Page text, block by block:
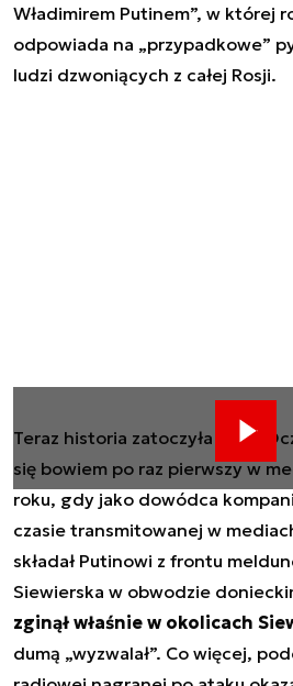
Władimirem Putinem”, w której
odpowiada na „przypadkowe”
ludzi dzwoniących z całej Rosji.
Teraz historia zatoczyła koło.
się bowiem po raz pierwszy w
roku, gdy jako dowódca
czasie transmitowanej w
składał Putinowi z frontu
Siewierska w obwodzie
zginął właśnie w okolicach
dumą „wyzwalał”. Co więcej,